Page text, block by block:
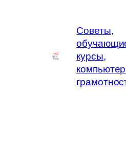
Советы,
курсы,